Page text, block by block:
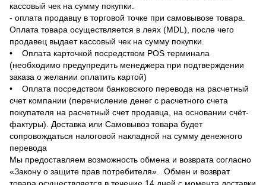
кассовый чек на сумму покупки.
- оплата продавцу в торговой точке при самовывозе товара.
Оплата товара осуществляется в леях (MDL), после чего
продавец выдает кассовый чек на сумму покупки.
• Оплата карточкой посредством POS терминала
(необходимо предупредить менеджера при подтверждении
заказа о желании оплатить картой)
• Оплата посредством банковского перевода на расчетный
счет компании (перечисление денег с расчетного счета
покупателя на расчетный счет продавца, на основании счёт-
фактуры). Доставка или Самовывоз товара будет
сопровождаться налоговой накладной на сумму денежного
перевода
Мы предоставляем возможность обмена и возврата согласно
«Закону о защите прав потребителя». Обмен и возврат